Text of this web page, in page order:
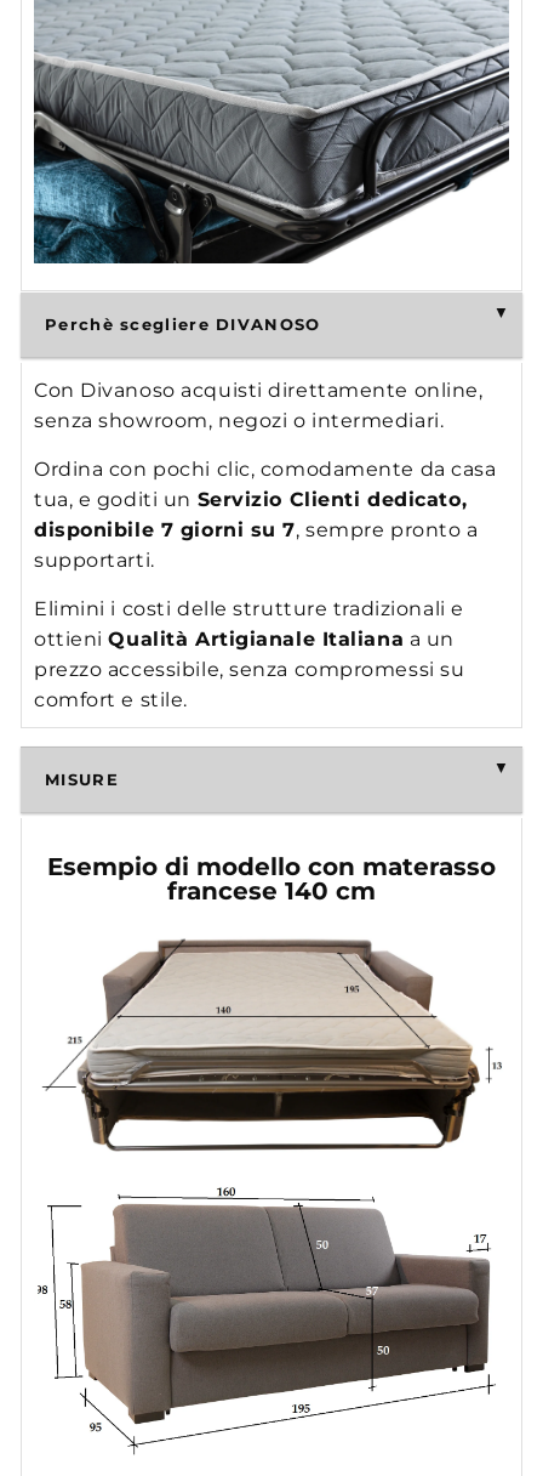
Perchè scegliere DIVANOSO
Con Divanoso acquisti direttamente online,
senza showroom, negozi o intermediari.
Ordina con pochi clic, comodamente da casa
tua, e goditi un Servizio Clienti dedicato,
disponibile 7 giorni su 7, sempre pronto a
supportarti.
Elimini i costi delle strutture tradizionali e
ottieniQualità Artigianale Italiana a un
prezzo accessibile, senza compromessi su
comfort e stile.
MISURE
Esempio di modello con materasso
francese 140 cm